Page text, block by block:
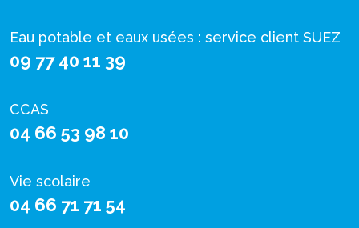
Eau potable et eaux usées : service client SUEZ
09 77 40 11 39
CCAS
04 66 53 98 10
Vie scolaire
04 66 71 71 54